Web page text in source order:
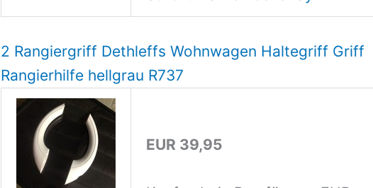
2 Rangiergriff Dethleffs Wohnwagen Haltegriff Griff
Rangierhilfe hellgrau R737
EUR 39,95